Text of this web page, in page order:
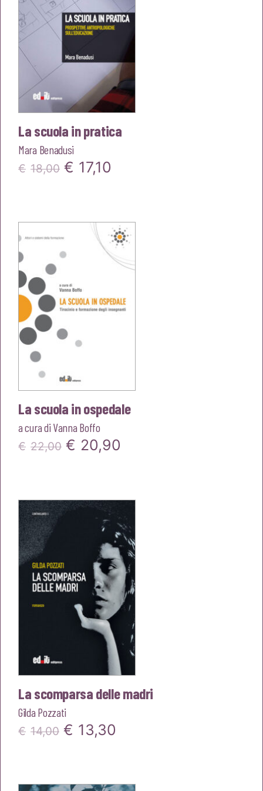
La scuola in pratica
Mara Benadusi
€ 18,00 Il
€18,00.
€ 17,10
è:
€17,10.
La scuola in ospedale
a cura di Vanna Boffo
€ 22,00 Il
era:
€22,00.
€ 20,90
€20,90.
La scomparsa delle madri
Gilda Pozzati
€ 14,00 Il
€ 13,30